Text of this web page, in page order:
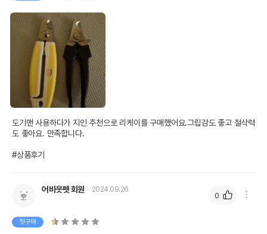
도기맨 사용하다가 지인 추천으로 리케이를 구매했어요.그립감도 좋고 절삭력
도 좋아요. 만족합니다.
#상품후기
어바웃펫 회원 2024.09.26
첫구매
0